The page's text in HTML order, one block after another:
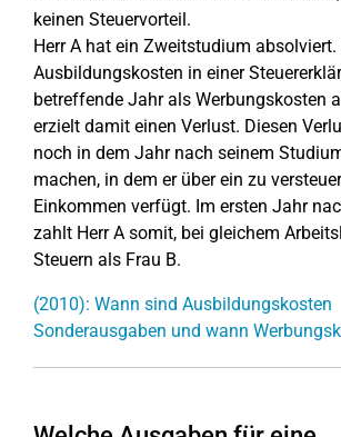
keinen Steuervorteil.
Herr A hat ein Zweitstudium absolviert.
Ausbildungskosten in einer
betreffende Jahr als Werbungskosten
erzielt damit einen Verlust. Diesen
noch in dem Jahr nach seinem
machen, in dem er über ein zu
Einkommen verfügt. Im ersten Jahr
zahlt Herr A somit, bei gleichem
Steuern als Frau B.
(2010): Wann sind Ausbildungskosten
Sonderausgaben und wann